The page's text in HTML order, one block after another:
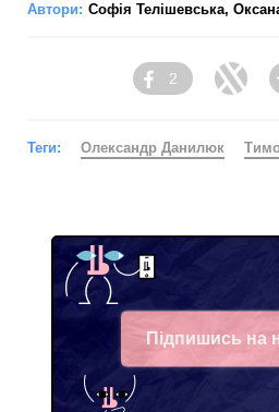
Автори: Софія Телішевська,
Facebook
2
Теги: Олександр Данилюк
Підпишись на
Telegram